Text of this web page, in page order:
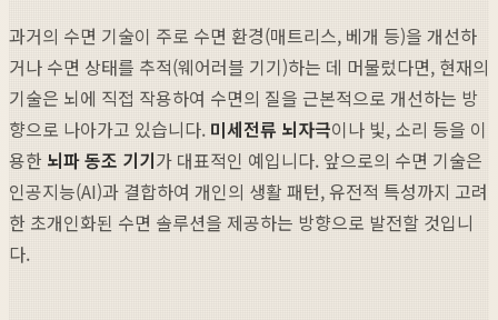
과거의 수면 기술이 주로 수면 환경(매트리스, 베개 등)을 개선하
거나 수면 상태를 추적(웨어러블 기기)하는 데 머물렀다면, 현재의
기술은 뇌에 직접 작용하여 수면의 질을 근본적으로 개선하는 방
향으로 나아가고 있습니다. 미세전류 뇌자극이나 빛, 소리 등을 이
용한 뇌파 동조 기기가 대표적인 예입니다. 앞으로의 수면 기술은
인공지능(AI)과 결합하여 개인의 생활 패턴, 유전적 특성까지 고려
한 초개인화된 수면 솔루션을 제공하는 방향으로 발전할 것입니
다.